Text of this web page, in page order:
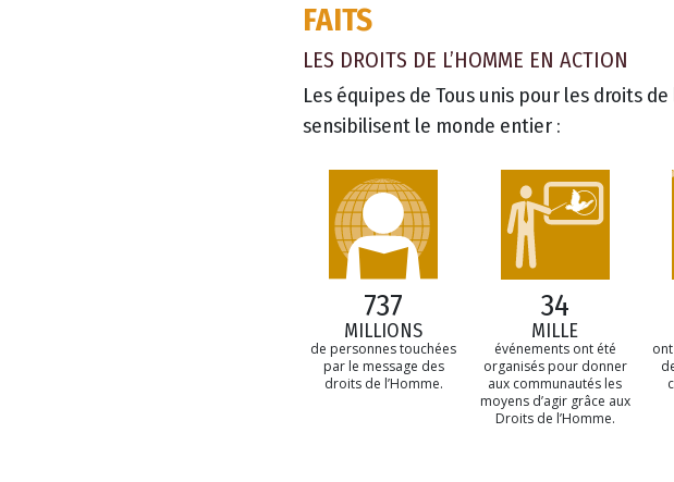
FAITS
LES DROITS DE L’HOMME EN ACTION
Les équipes de Tous unis pour les droits
sensibilisent le monde entier :
737
MILLIONS
de personnes touchées
par le message des
droits de l’Homme.
34
MILLE
événements ont été
organisés pour donner
aux communautés les
moyens d’agir grâce aux
Droits de l’Homme.